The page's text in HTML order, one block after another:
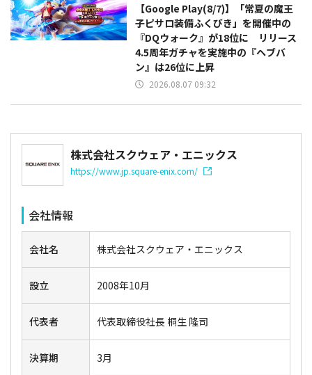
【Google Play(8/7)】「常夏の魔王
子ピサロ装備ふくびき」を開催中の
『DQウォーク』が18位に リリース
4.5周年ガチャを実施中の『ヘブバ
ン』は26位に上昇
2026.08.07 09:32
株式会社スクウェア・エニックス
https://www.jp.square-enix.com/
会社情報
会社名 株式会社スクウェア・エニックス
設立 2008年10月
代表者 代表取締役社長 桐生 隆司
決算期 3月